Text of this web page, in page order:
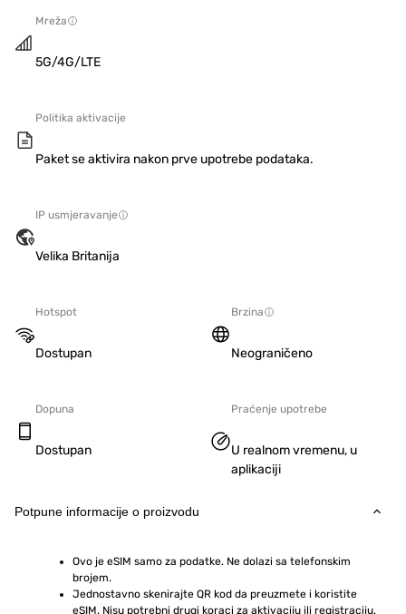
Mreža
5G/4G/LTE
Politika aktivacije
Paket se aktivira nakon prve upotrebe podataka.
IP usmjeravanje
Velika Britanija
Hotspot
Dostupan
Brzina
Neograničeno
Dopuna
Dostupan
Praćenje upotrebe
U realnom vremenu, u
aplikaciji
Potpune informacije o proizvodu
Ovo je eSIM samo za podatke. Ne dolazi sa telefonskim
brojem.
Jednostavno skenirajte QR kod da preuzmete i koristite
eSIM. Nisu potrebni drugi koraci za aktivaciju ili registraciju.